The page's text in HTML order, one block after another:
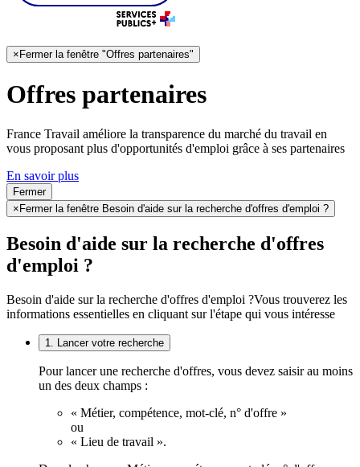
× Fermer la fenêtre "Offres partenaires"
Offres partenaires
France Travail améliore la transparence du marché du travail en
vous proposant plus d'opportunités d'emploi grâce à ses partenaires
En savoir plus
Fermer
× Fermer la fenêtre Besoin d'aide sur la recherche d'offres d'emploi ?
Besoin d'aide sur la recherche d'offres
d'emploi ?
Besoin d'aide sur la recherche d'offres d'emploi ?Vous trouverez les
informations essentielles en cliquant sur l'étape qui vous intéresse
1. Lancer votre recherche
Pour lancer une recherche d'offres, vous devez saisir au moins
un des deux champs :
« Métier, compétence, mot-clé, n° d'offre »
ou
« Lieu de travail ».